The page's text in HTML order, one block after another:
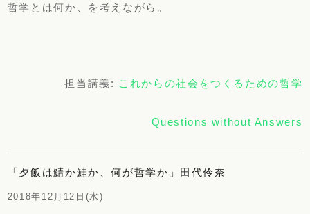
哲学とは何か、を考えながら。
担当講義: これからの社会をつくるための哲学
Questions without Answers
「夕飯は鯖か鮭か、何が哲学か」田代伶奈
2018年12月12日(水)